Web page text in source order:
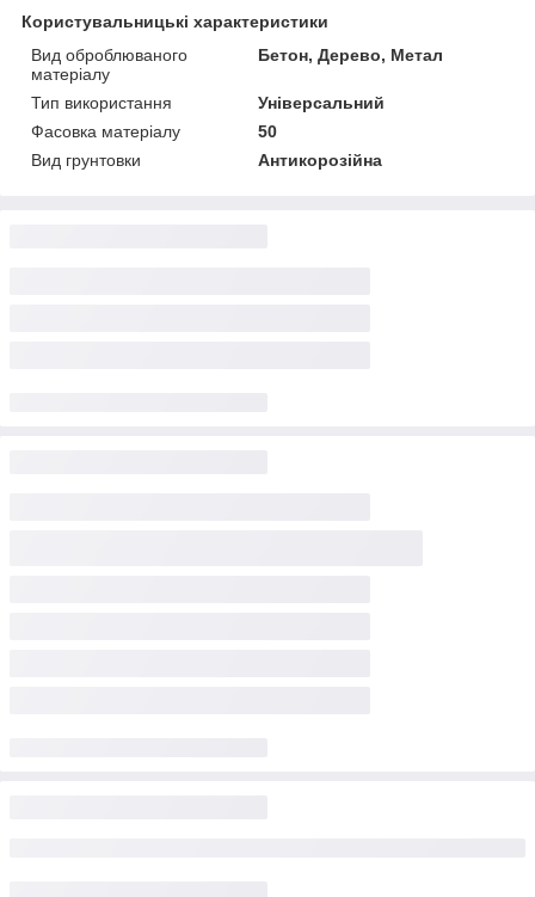
Користувальницькі характеристики
Вид оброблюваного
матеріалу
Бетон, Дерево, Метал
Тип використання
Універсальний
Фасовка матеріалу
50
Вид грунтовки
Антикорозійна